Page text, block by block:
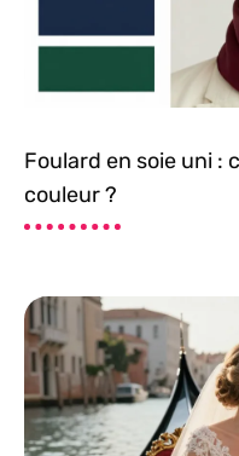
Foulard en soie uni :
couleur ?